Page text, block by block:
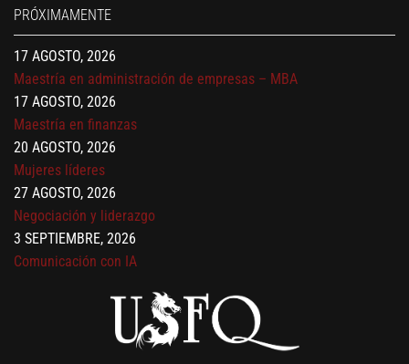
PRÓXIMAMENTE
17 AGOSTO, 2026
Gerencia de empresas familiares
17 AGOSTO, 2026
Maestría en administración de empresas – MBA
17 AGOSTO, 2026
Maestría en finanzas
20 AGOSTO, 2026
Mujeres líderes
27 AGOSTO, 2026
Negociación y liderazgo
3 SEPTIEMBRE, 2026
Comunicación con IA
Gobernanza de datos
13 AGOSTO, 2026
Finanzas para no financieros